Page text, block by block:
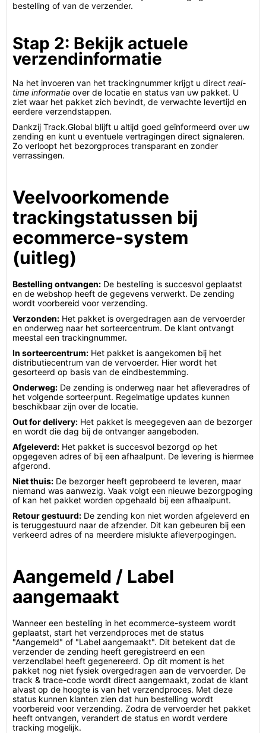
bestelling of van de verzender.
Stap 2: Bekijk actuele
verzendinformatie
Na het invoeren van het trackingnummer krijgt u direct real-
time informatie over de locatie en status van uw pakket. U
ziet waar het pakket zich bevindt, de verwachte levertijd en
eerdere verzendstappen.
Dankzij Track.Global blijft u altijd goed geïnformeerd over uw
zending en kunt u eventuele vertragingen direct signaleren.
Zo verloopt het bezorgproces transparant en zonder
verrassingen.
Veelvoorkomende
trackingstatussen bij
ecommerce-system
(uitleg)
Bestelling ontvangen: De bestelling is succesvol geplaatst
en de webshop heeft de gegevens verwerkt. De zending
wordt voorbereid voor verzending.
Verzonden: Het pakket is overgedragen aan de vervoerder
en onderweg naar het sorteercentrum. De klant ontvangt
meestal een trackingnummer.
In sorteercentrum: Het pakket is aangekomen bij het
distributiecentrum van de vervoerder. Hier wordt het
gesorteerd op basis van de eindbestemming.
Onderweg: De zending is onderweg naar het afleveradres of
het volgende sorteerpunt. Regelmatige updates kunnen
beschikbaar zijn over de locatie.
Out for delivery: Het pakket is meegegeven aan de bezorger
en wordt die dag bij de ontvanger aangeboden.
Afgeleverd: Het pakket is succesvol bezorgd op het
opgegeven adres of bij een afhaalpunt. De levering is hiermee
afgerond.
Niet thuis: De bezorger heeft geprobeerd te leveren, maar
niemand was aanwezig. Vaak volgt een nieuwe bezorgpoging
of kan het pakket worden opgehaald bij een afhaalpunt.
Retour gestuurd: De zending kon niet worden afgeleverd en
is teruggestuurd naar de afzender. Dit kan gebeuren bij een
verkeerd adres of na meerdere mislukte afleverpogingen.
Aangemeld / Label
aangemaakt
Wanneer een bestelling in het ecommerce-systeem wordt
geplaatst, start het verzendproces met de status
"Aangemeld" of "Label aangemaakt". Dit betekent dat de
verzender de zending heeft geregistreerd en een
verzendlabel heeft gegenereerd. Op dit moment is het
pakket nog niet fysiek overgedragen aan de vervoerder. De
track & trace-code wordt direct aangemaakt, zodat de klant
alvast op de hoogte is van het verzendproces. Met deze
status kunnen klanten zien dat hun bestelling wordt
voorbereid voor verzending. Zodra de vervoerder het pakket
heeft ontvangen, verandert de status en wordt verdere
tracking mogelijk.